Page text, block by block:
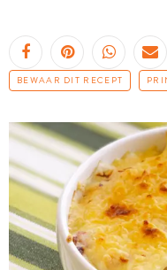
BEWAAR DIT RECEPT